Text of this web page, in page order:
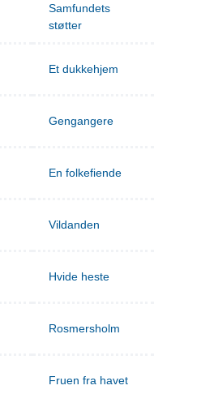
Samfundets
støtter
Et dukkehjem
Gengangere
En folkefiende
Vildanden
Hvide heste
Rosmersholm
Fruen fra havet